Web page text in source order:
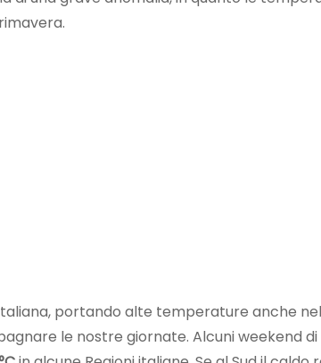
portando alte temperature anche
le nostre giornate. Alcuni weekend